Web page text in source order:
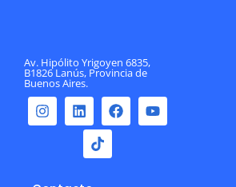
Av. Hipólito Yrigoyen 6835,
B1826 Lanús, Provincia de
Buenos Aires.